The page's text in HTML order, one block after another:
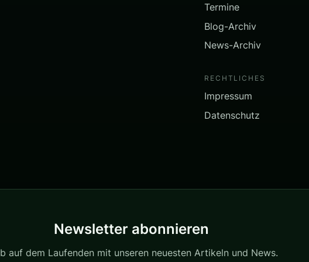
Termine
Blog-Archiv
News-Archiv
RECHTLICHES
Impressum
Datenschutz
Newsletter abonnieren
auf dem Laufenden mit unseren neuesten Artikeln und News.